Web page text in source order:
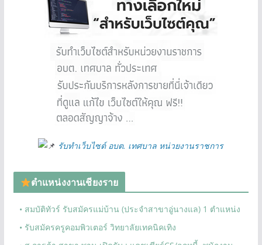
รับทำเว็บไซต์ อบต. เทศบาล หน่วยงานราชการ
ตำแหน่งงานเชียงราย
• สมบัติทัวร์ รับสมัครแม่บ้าน (ประจำสาขาอู่นางแล) 1 ตำแหน่ง
• รับสมัครครูคอมพิวเตอร์ วิทยาลัยเทคนิคเทิง